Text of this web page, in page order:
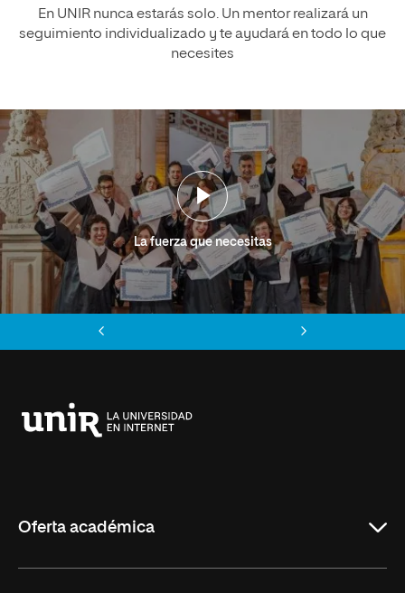
En UNIR nunca estarás solo. Un mentor realizará un
seguimiento individualizado y te ayudará en todo lo que
necesites
La fuerza que necesitas
Oferta académica